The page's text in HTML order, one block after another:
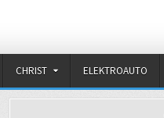
CHRIST ELEKTROAUTO